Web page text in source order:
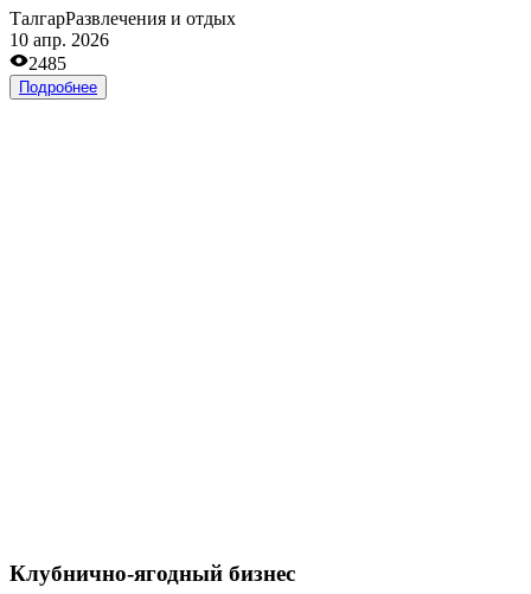
ТалгарСельхоз
04 мар. 2026
1633
Подробнее
Зона отдыха